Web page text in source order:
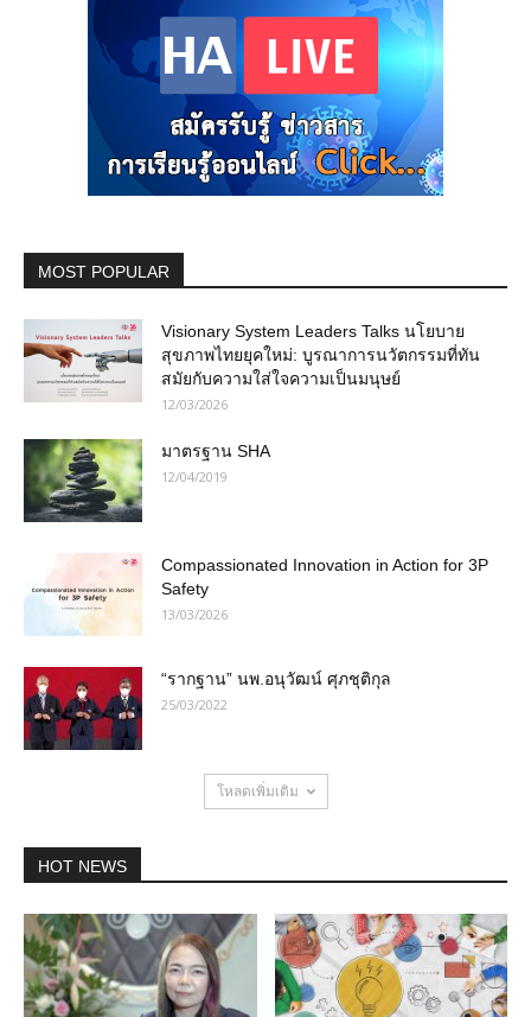
MOST POPULAR
Visionary System Leaders Talks นโยบาย
สุขภาพไทยยุคใหม่: บูรณาการนวัตกรรมที่ทัน
สมัยกับความใส่ใจความเป็นมนุษย์
12/03/2026
มาตรฐาน SHA
12/04/2019
Compassionated Innovation in Action for 3P
Safety
13/03/2026
“รากฐาน” นพ.อนุวัฒน์ ศุภชุติกุล
25/03/2022
โหลดเพิ่มเติม
HOT NEWS